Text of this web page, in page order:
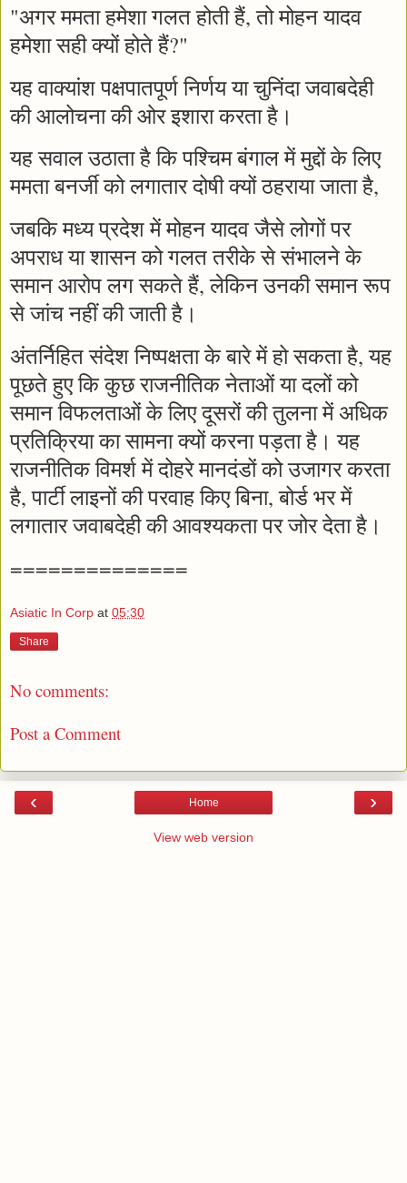
"अगर ममता हमेशा गलत होती हैं, तो मोहन यादव
हमेशा सही क्यों होते हैं?"
यह वाक्यांश पक्षपातपूर्ण निर्णय या चुनिंदा जवाबदेही
की आलोचना की ओर इशारा करता है।
यह सवाल उठाता है कि पश्चिम बंगाल में मुद्दों के लिए
ममता बनर्जी को लगातार दोषी क्यों ठहराया जाता है,
जबकि मध्य प्रदेश में मोहन यादव जैसे लोगों पर
अपराध या शासन को गलत तरीके से संभालने के
समान आरोप लग सकते हैं, लेकिन उनकी समान रूप
से जांच नहीं की जाती है।
अंतर्निहित संदेश निष्पक्षता के बारे में हो सकता है, यह
पूछते हुए कि कुछ राजनीतिक नेताओं या दलों को
समान विफलताओं के लिए दूसरों की तुलना में अधिक
प्रतिक्रिया का सामना क्यों करना पड़ता है। यह
राजनीतिक विमर्श में दोहरे मानदंडों को उजागर करता
है, पार्टी लाइनों की परवाह किए बिना, बोर्ड भर में
लगातार जवाबदेही की आवश्यकता पर जोर देता है।
==============
Asiatic In Corp at 05:30
Share
No comments:
Post a Comment
‹ ›
Home
View web version